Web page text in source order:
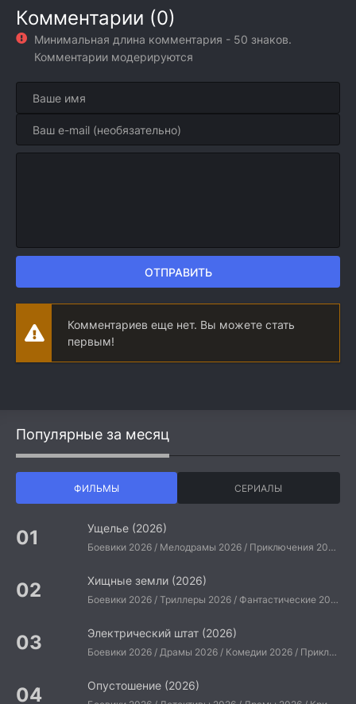
Комментарии (0)
Минимальная длина комментария - 50 знаков.
Комментарии модерируются
ОТПРАВИТЬ
Комментариев еще нет. Вы можете стать
первым!
Популярные за месяц
ФИЛЬМЫ СЕРИАЛЫ
Ущелье (2026)
Боевики 2026 / Мелодрамы 2026 / Приключения 2026 / Ужасы 2026 / Фантастические 2026 / Зарубежные фильмы 2026 / Американские фильмы / Фильмы 2026
Хищные земли (2026)
Боевики 2026 / Триллеры 2026 / Фантастические 2026 / Зарубежные фильмы 2026 / Американские фильмы / Фильмы 2026
Электрический штат (2026)
Боевики 2026 / Драмы 2026 / Комедии 2026 / Приключения 2026 / Фантастические 2026 / Зарубежные фильмы 2026 / Американские фильмы / Фильмы 2026
Опустошение (2026)